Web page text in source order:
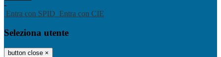
-
Entra con SPID Entra con CIE
Seleziona utente
button close ×